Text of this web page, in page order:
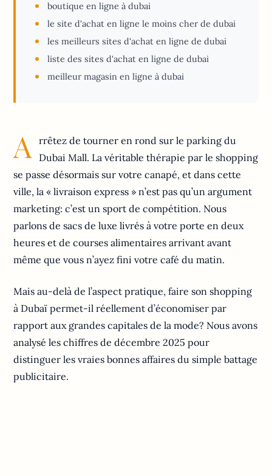
boutique en ligne à dubai
le site d'achat en ligne le moins cher de dubai
les meilleurs sites d'achat en ligne de dubai
liste des sites d'achat en ligne de dubai
meilleur magasin en ligne à dubai
A
rrêtez de tourner en rond sur le parking du
Dubai Mall. La véritable thérapie par le shopping
se passe désormais sur votre canapé, et dans cette
ville, la « livraison express » n’est pas qu’un argument
marketing: c’est un sport de compétition. Nous
parlons de sacs de luxe livrés à votre porte en deux
heures et de courses alimentaires arrivant avant
même que vous n’ayez fini votre café du matin.
Mais au-delà de l’aspect pratique, faire son shopping
à Dubaï permet-il réellement d’économiser par
rapport aux grandes capitales de la mode? Nous avons
analysé les chiffres de décembre 2025 pour
distinguer les vraies bonnes affaires du simple battage
publicitaire.